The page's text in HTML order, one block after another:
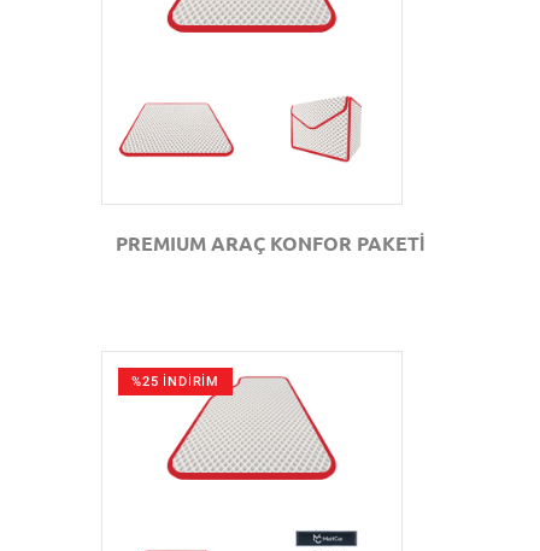
PREMIUM ARAÇ KONFOR PAKETİ
%25 İNDİRİM